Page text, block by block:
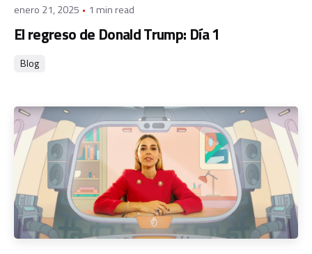
enero 21, 2025 1 min read
El regreso de Donald Trump: Día 1
Blog
Posted by
admin